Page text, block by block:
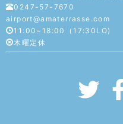
0247-57-7670
airport@amaterrasse.com
11:00~18:00（17:30LO)
木曜定休